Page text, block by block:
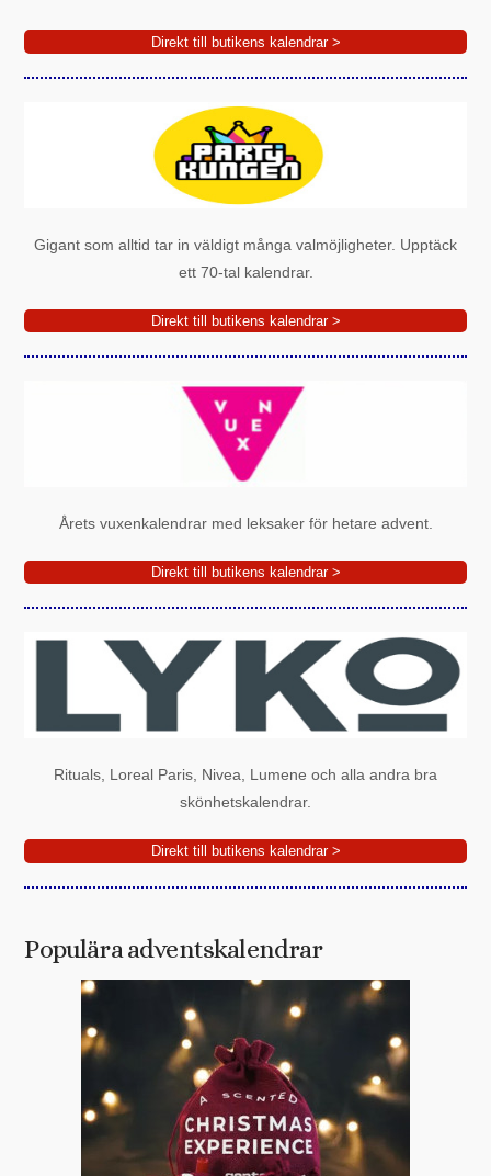
Direkt till butikens kalendrar >
Gigant som alltid tar in väldigt många valmöjligheter. Upptäck
ett 70-tal kalendrar.
Direkt till butikens kalendrar >
Årets vuxenkalendrar med leksaker för hetare advent.
Direkt till butikens kalendrar >
Rituals, Loreal Paris, Nivea, Lumene och alla andra bra
skönhetskalendrar.
Direkt till butikens kalendrar >
Populära adventskalendrar